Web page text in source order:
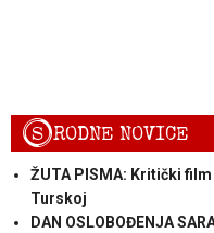
SRODNE NOVICE
ŽUTA PISMA: Kritički
Turskoj
DAN OSLOBOĐENJA